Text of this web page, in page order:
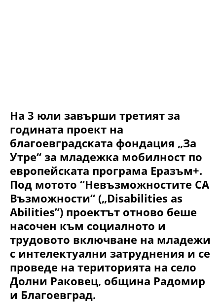
На 3 юли завърши третият за
годината проект на
благоевградската фондация „За
Утре“ за младежка мобилност по
европейската програма Еразъм+.
Под мотото “Невъзможностите СА
Възможности“ („Disabilities as
Abilities”) проектът отново беше
насочен към социалното и
трудовото включване на младежи
с интелектуални затруднения и се
проведе на територията на село
Долни Раковец, община Радомир
и Благоевград.